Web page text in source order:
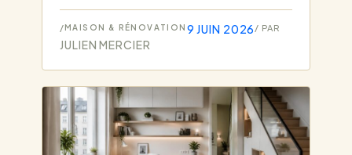
/MAISON & RÉNOVATION 9 JUIN 2026/ PAR
JULIEN MERCIER